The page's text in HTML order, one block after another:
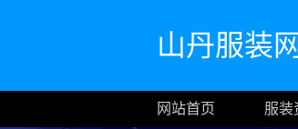
山丹服装网
网站首页 服装